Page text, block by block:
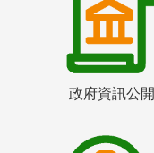
政府資訊公開